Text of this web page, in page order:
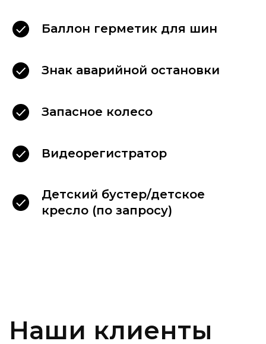
Баллон герметик для шин
Знак аварийной остановки
Запасное колесо
Видеорегистратор
Детский бустер/детское
кресло (по запросу)
пожалуйста оставьте сообщение